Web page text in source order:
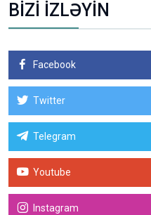
BİZİ İZLƏYİN
Facebook
Twitter
Telegram
Youtube
Instagram